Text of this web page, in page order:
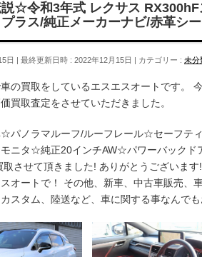
☆令和3年式 レクサス
ラス/純正メーカーナビ/赤革シー
日 最終更新日時 : 2022年12月15日 カテゴリー : 未分
の買取をしているエスエスオートです。
買取査定をさせていただきました。
☆パノラマルーフ/ルーフレール☆セーフテ
ニタ☆純正20インチAW☆パワーバック
させて頂きました! ありがとうございま
オートで！ その他、新車、中古車販売、
スタム、陸送など、車に関する事なんでも